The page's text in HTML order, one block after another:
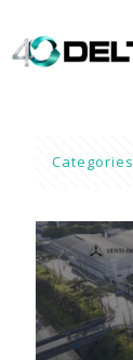
Categories